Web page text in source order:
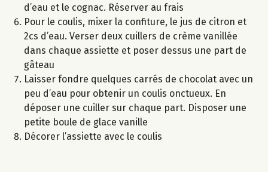
d’eau et le cognac. Réserver au frais
Pour le coulis, mixer la confiture, le jus de citron et
2cs d’eau. Verser deux cuillers de crème vanillée
dans chaque assiette et poser dessus une part de
gâteau
Laisser fondre quelques carrés de chocolat avec un
peu d’eau pour obtenir un coulis onctueux. En
déposer une cuiller sur chaque part. Disposer une
petite boule de glace vanille
Décorer l’assiette avec le coulis